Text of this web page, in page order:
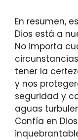
En resumen,
Dios está a
No importa
tener la
y nos
seguridad y
aguas
Confía en